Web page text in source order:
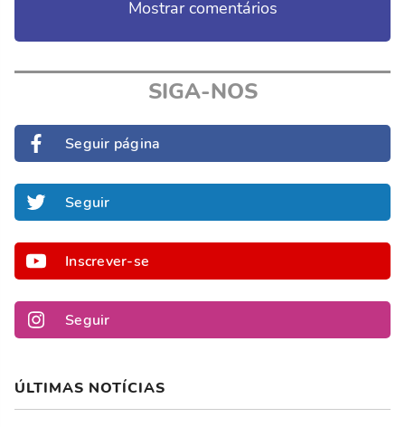
Mostrar comentários
SIGA-NOS
Seguir página
Seguir
Inscrever-se
Seguir
ÚLTIMAS NOTÍCIAS